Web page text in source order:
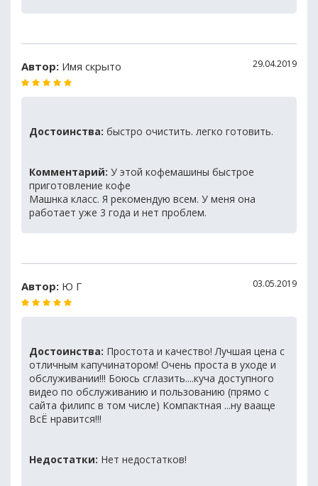
Автор: Имя скрыто 29.04.2019
Достоинства: быстро очистить. легко готовить.
Комментарий: У этой кофемашины быстрое
приготовление кофе
Машнка класс. Я рекомендую всем. У меня она
работает уже 3 года и нет проблем.
Автор: Ю Г 03.05.2019
Достоинства: Простота и качество! Лучшая цена с
отличным капучинатором! Очень проста в уходе и
обслуживании!!! Боюсь сглазить....куча доступного
видео по обслуживанию и пользованию (прямо с
сайта филипс в том числе) Компактная ...ну вааще
ВсЁ нравится!!!
Недостатки: Нет недостатков!